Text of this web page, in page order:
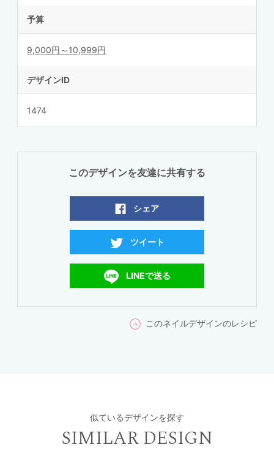
予算
9,000円～10,999円
デザインID
1474
このデザインを友達に共有する
シェア
ツイート
LINEで送る
このネイルデザインのレシピ
似ているデザインを探す
SIMILAR DESIGN